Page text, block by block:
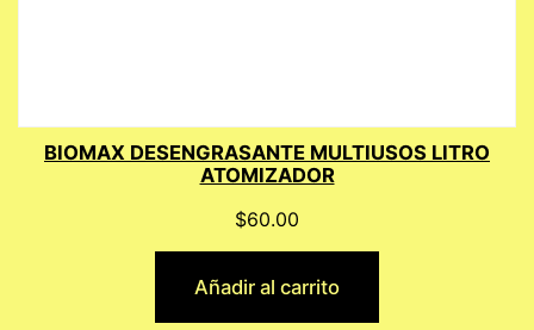
BIOMAX DESENGRASANTE MULTIUSOS LITRO
ATOMIZADOR
$60.00
Añadir al carrito